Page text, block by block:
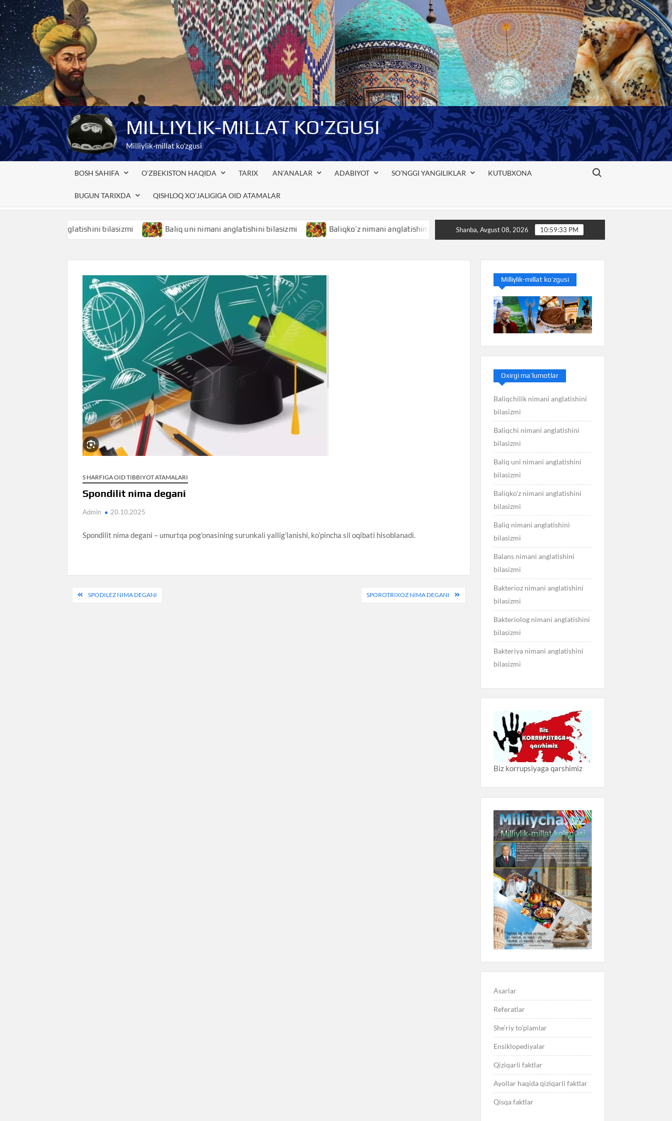
Skip
to
content
MILLIYLIK-MILLAT KO'ZGUSI
Milliylik-millat ko'zgusi
BOSH SAHIFA O’ZBEKISTON HAQIDA TARIX AN’ANALAR ADABIYOT SO’NGGI YANGILIKLAR KUTUBXONA
BUGUN TARIXDA QISHLOQ XO’JALIGIGA OID ATAMALAR
Search for:
nimani anglatishini bilasizmi Baliq uni nimani anglatishini bilasizmi Baliqko’z nimani anglatishini bilasizmi Baliq nimani anglatishini bilasizmi
Shanba, Avgust 08, 2026 10:59:33 PM
S HARFIGA OID TIBBIYOT ATAMALARI
Spondilit nima degani
Admin 20.10.2025
Spondilit nima degani – umurtqa pog’onasining surunkali yallig’lanishi, ko’pincha sil oqibati hisoblanadi.
PostSPODILEZ NIMA DEGANI SPOROTRIXOZ NIMA DEGANI
Milliylik-millat ko’zgusi
Oxirgi ma’lumotlar
Baliqchilik nimani anglatishini
bilasizmi
Baliqchi nimani anglatishini
bilasizmi
Baliq uni nimani anglatishini
bilasizmi
Baliqko’z nimani anglatishini
bilasizmi
Baliq nimani anglatishini
bilasizmi
Balans nimani anglatishini
bilasizmi
Bakterioz nimani anglatishini
bilasizmi
Bakteriolog nimani anglatishini
bilasizmi
Bakteriya nimani anglatishini
bilasizmi
Biz korrupsiyaga qarshimiz
Asarlar
Referatlar
She’riy to’plamlar
Ensiklopediyalar
Qiziqarli faktlar
Ayollar haqida qiziqarli faktlar
Qisqa faktlar